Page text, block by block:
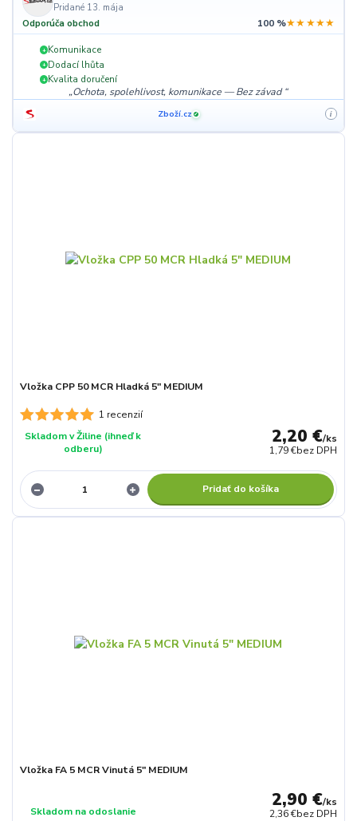
Pridané 13. mája
Odporúča obchod 100 %★★★★★
+ Komunikace
+ Dodací lhůta
+ Kvalita doručení
Ochota, spolehlivost, komunikace — Bez závad
Zboží.cz ✓ i
1 recenzií
Vložka CPP 50 MCR Hladká 5" MEDIUM
2,20 €/ks
1,79 €bez DPH
Skladom v Žiline (ihneď k
odberu)
Pridať do košíka
Vložka FA 5 MCR Vinutá 5" MEDIUM
2,90 €/ks
2,36 €bez DPH
Skladom na odoslanie